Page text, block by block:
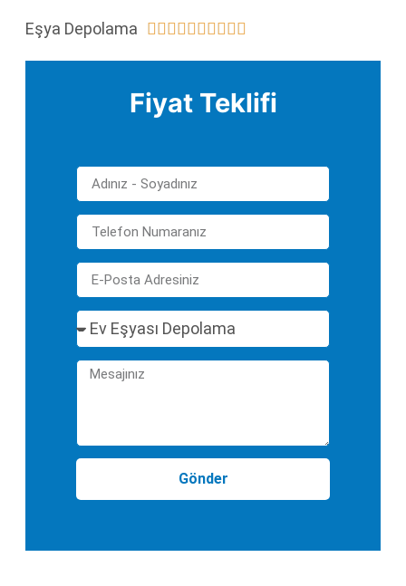
Eşya Depolama          
Fiyat Teklifi
Gönder